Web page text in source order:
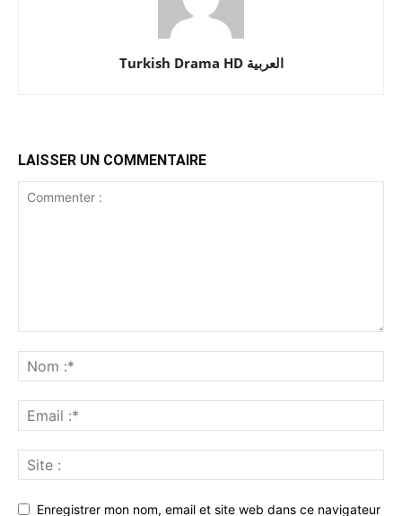
Turkish Drama HD العربية
LAISSER UN COMMENTAIRE
Enregistrer mon nom, email et site web dans ce navigateur